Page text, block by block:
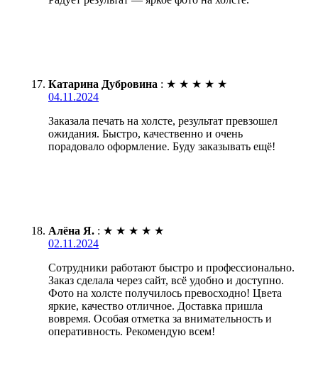
Катарина Дубровина : ★ ★ ★ ★ ★
04.11.2024
Заказала печать на холсте, результат превзошел
ожидания. Быстро, качественно и очень
порадовало оформление. Буду заказывать ещё!
Алёна Я. : ★ ★ ★ ★ ★
02.11.2024
Сотрудники работают быстро и профессионально.
Заказ сделала через сайт, всё удобно и доступно.
Фото на холсте получилось превосходно! Цвета
яркие, качество отличное. Доставка пришла
вовремя. Особая отметка за внимательность и
оперативность. Рекомендую всем!